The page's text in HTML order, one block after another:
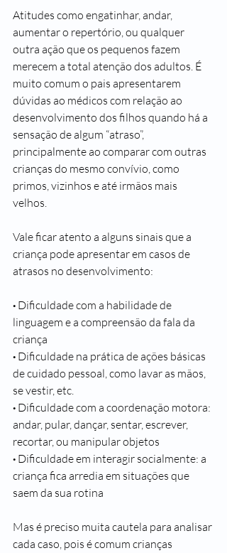
Atitudes como engatinhar, andar,
aumentar o repertório, ou qualquer
outra ação que os pequenos fazem
merecem a total atenção dos adultos. É
muito comum o pais apresentarem
dúvidas ao médicos com relação ao
desenvolvimento dos filhos quando há a
sensação de algum “atraso”,
principalmente ao comparar com outras
crianças do mesmo convívio, como
primos, vizinhos e até irmãos mais
velhos.
Vale ficar atento a alguns sinais que a
criança pode apresentar em casos de
atrasos no desenvolvimento:
· Dificuldade com a habilidade de
linguagem e a compreensão da fala da
criança
· Dificuldade na prática de ações básicas
de cuidado pessoal, como lavar as mãos,
se vestir, etc.
· Dificuldade com a coordenação motora:
andar, pular, dançar, sentar, escrever,
recortar, ou manipular objetos
· Dificuldade em interagir socialmente: a
criança fica arredia em situações que
saem da sua rotina
Mas é preciso muita cautela para analisar
cada caso, pois é comum crianças